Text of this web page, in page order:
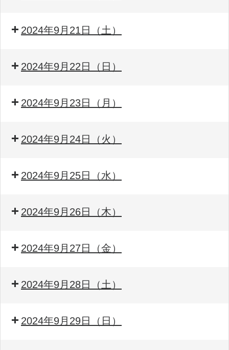
2024年9月21日（土）
2024年9月22日（日）
2024年9月23日（月）
2024年9月24日（火）
2024年9月25日（水）
2024年9月26日（木）
2024年9月27日（金）
2024年9月28日（土）
2024年9月29日（日）